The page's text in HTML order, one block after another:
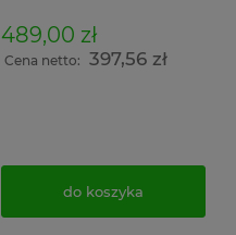
przenoszenie
489,00 zł
Cena netto: 397,56 zł
do koszyka